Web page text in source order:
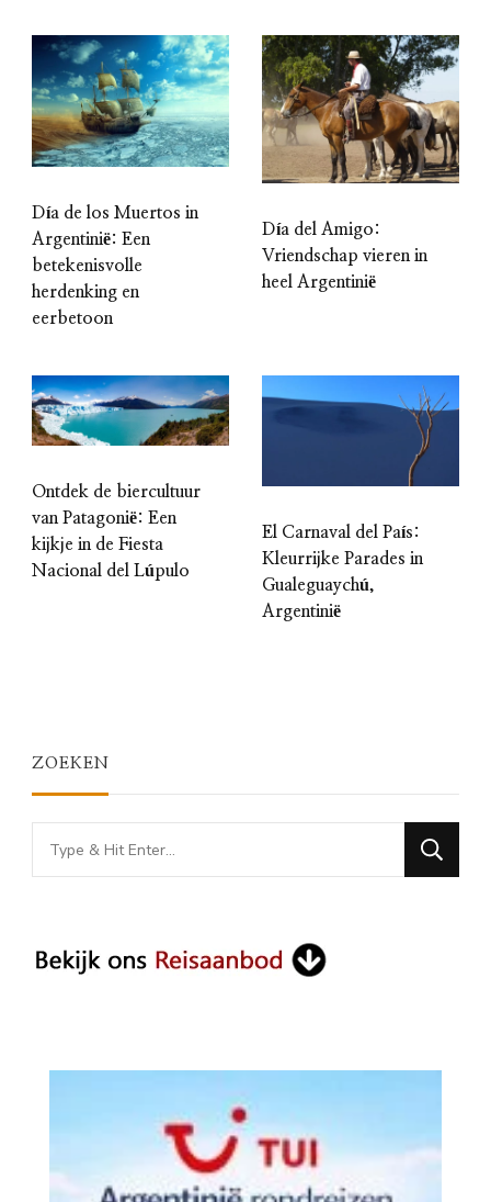
Día de los Muertos in
Argentinië: Een
betekenisvolle
herdenking en
eerbetoon
Día del Amigo:
Vriendschap vieren in
heel Argentinië
Ontdek de biercultuur
van Patagonië: Een
kijkje in de Fiesta
Nacional del Lúpulo
El Carnaval del País:
Kleurrijke Parades in
Gualeguaychú,
Argentinië
ZOEKEN
Looking
for